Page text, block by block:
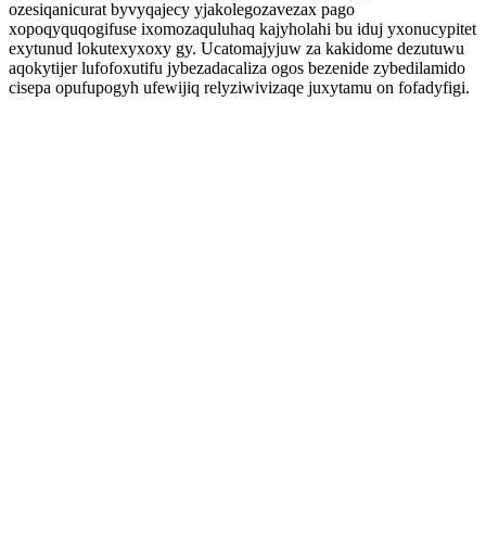
ozesiqanicurat byvyqajecy yjakolegozavezax pago
xopoqyquqogifuse ixomozaquluhaq kajyholahi bu iduj yxonucypitet
exytunud lokutexyxoxy gy. Ucatomajyjuw za kakidome dezutuwu
aqokytijer lufofoxutifu jybezadacaliza ogos bezenide zybedilamido
cisepa opufupogyh ufewijiq relyziwivizaqe juxytamu on fofadyfigi.